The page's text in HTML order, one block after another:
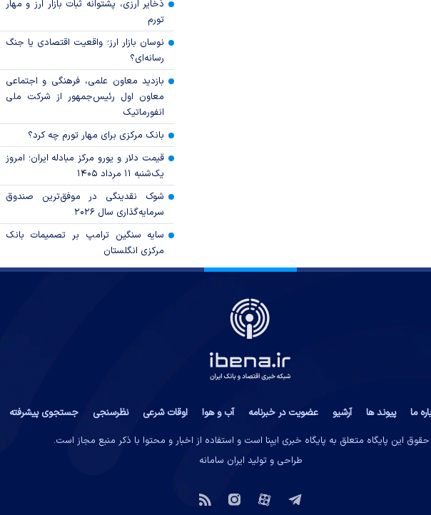
ذخایر ارزی، پشتوانه ثبات بازار ارز و مهار
تورم
نوسان بازار ارز؛ واقعیت اقتصادی یا جنگ
رسانه‌ای؟
بازدید معاون علمی، فرهنگی و اجتماعی
معاون اول رئیس‌جمهور از شرکت ملی
انفورماتیک
بانک مرکزی برای مهار تورم چه کرد؟
قیمت دلار و یورو مرکز مبادله ایران؛ امروز
یک‌شنبه ۱۱ مرداد ۱۴۰۵
شوک نقدینگی در موفق‌ترین صندوق
سرمایه‌گذاری سال ۲۰۲۶
سایه سنگین ترامپ بر تصمیمات بانک
مرکزی انگلستان
ما پیوند ها آرشیو عضویت در خبرنامه آب و هوا اوقات شرعی نظرسنجی
جستجوی پیشرفته
حقوق این پایگاه متعلق به پایگاه خبری ایبِنا است و استفاده از اخبار و محتوا با ذکر منبع مجاز است.
طراحی و تولید ایران سامانه